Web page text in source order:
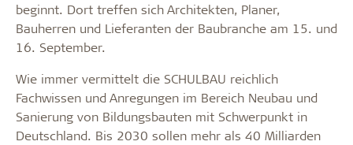
beginnt. Dort treffen sich Architekten, Planer,
Bauherren und Lieferanten der Baubranche am 15. und
16. September.
Wie immer vermittelt die SCHULBAU reichlich
Fachwissen und Anregungen im Bereich Neubau und
Sanierung von Bildungsbauten mit Schwerpunkt in
Deutschland. Bis 2030 sollen mehr als 40 Milliarden